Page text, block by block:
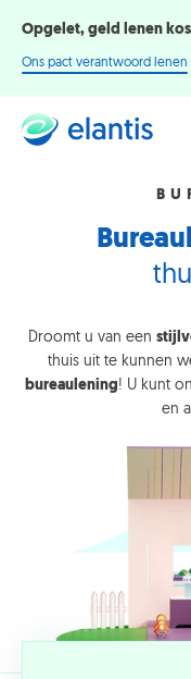
Opgelet, geld lenen
Ons pact verantwoord lenen
Droomt u van een
thuis uit te kunnen
bureaulening! U kunt
en